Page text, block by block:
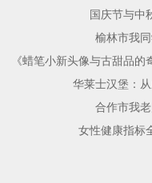
国庆节与中
榆林市我
《蜡笔小新头像与古甜品
华莱士汉堡：
合作市我
女性健康指标